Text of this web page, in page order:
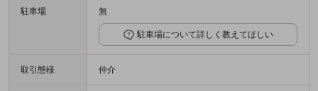
駐車場 無
駐車場について詳しく教えてほしい
取引態様 仲介